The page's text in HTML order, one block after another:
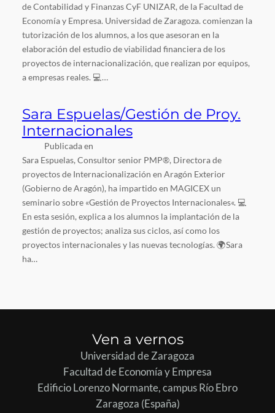
de Contabilidad y Finanzas CyF UNIZAR, de la Facultad de
Economía y Empresa. Universidad de Zaragoza. comienzan la
tutorización de los alumnos, a los que asesoran en la
elaboración del estudio de viabilidad financiera de los
proyectos de internacionalización, que realizan por equipos,
a empresas reales. 💻…
Sara Espuelas/Gestión de Proy.
Internacionales
Publicada en
Sara Espuelas, Consultor senior PMP®, Directora de
proyectos de Internacionalización en Aragón Exterior
(Gobierno de Aragón), ha impartido en MAGICEX un
seminario sobre «Gestión de Proyectos Internacionales«. 💻
En esta sesión, explica a los alumnos la implantación de la
gestión de proyectos; analiza sus ciclos, así como los
proyectos internacionales y las nuevas tecnologías. 🌍Sara
ha…
Ven a vernos
Universidad de Zaragoza
Facultad de Economía y Empresa
Edificio Lorenzo Normante, campus Río Ebro
Zaragoza (España)